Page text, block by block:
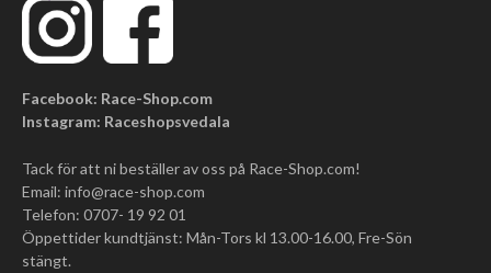
Facebook: Race-Shop.com
Instagram: Raceshopsvedala
Tack för att ni beställer av oss på Race-Shop.com!
Email: info@race-shop.com
Telefon: 0707- 19 92 01
Öppettider kundtjänst: Mån-Tors kl 13.00-16.00, Fre-Sön
stängt.